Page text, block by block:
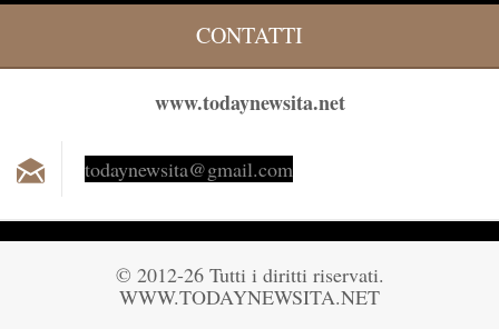
CONTATTI
www.todaynewsita.net
todaynewsita@gmail.com
© 2012-26 Tutti i diritti riservati.
WWW.TODAYNEWSITA.NET